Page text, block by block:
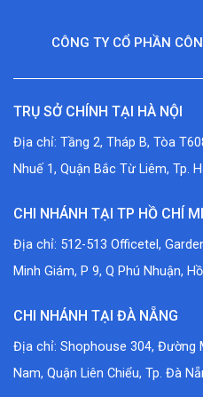
CÔNG TY CỔ PHẦN
TRỤ SỞ CHÍNH TẠI HÀ NỘI
Địa chỉ: Tầng 2, Tháp B, Tòa
Nhuế 1, Quận Bắc Từ Liêm, Tp.
CHI NHÁNH TẠI TP HỒ CHÍ
Địa chỉ: 512-513 Officetel,
Minh Giám, P 9, Q Phú Nhuận,
CHI NHÁNH TẠI ĐÀ NẴNG
Địa chỉ: Shophouse 304, Đường
Nam, Quận Liên Chiểu, Tp. Đà